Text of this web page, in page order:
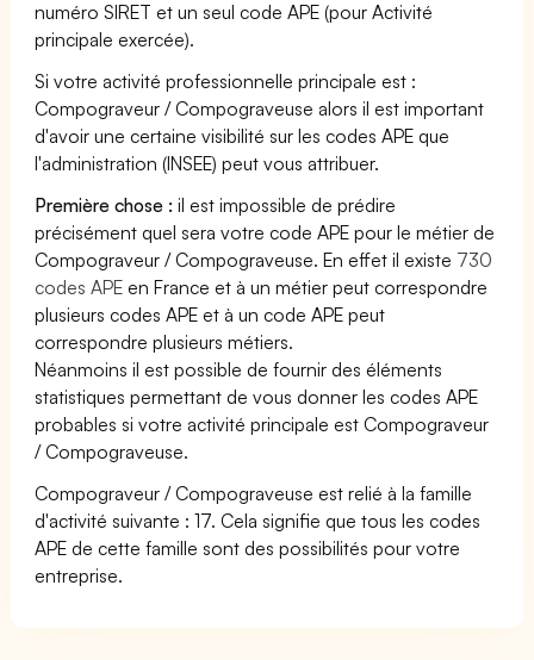
numéro SIRET et un seul code APE (pour Activité
principale exercée).
Si votre activité professionnelle principale est :
Compograveur / Compograveuse alors il est important
d'avoir une certaine visibilité sur les codes APE que
l'administration (INSEE) peut vous attribuer.
Première chose : il est impossible de prédire
précisément quel sera votre code APE pour le métier de
Compograveur / Compograveuse. En effet il existe 730
codes APE en France et à un métier peut correspondre
plusieurs codes APE et à un code APE peut
correspondre plusieurs métiers.
Néanmoins il est possible de fournir des éléments
statistiques permettant de vous donner les codes APE
probables si votre activité principale est Compograveur
/ Compograveuse.
Compograveur / Compograveuse est relié à la famille
d'activité suivante : 17. Cela signifie que tous les codes
APE de cette famille sont des possibilités pour votre
entreprise.